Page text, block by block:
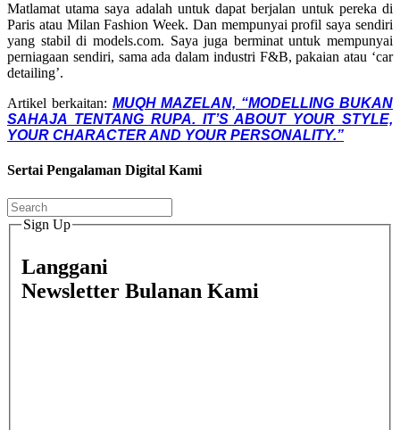
Matlamat utama saya adalah untuk dapat berjalan untuk pereka di
Paris atau Milan Fashion Week. Dan mempunyai profil saya sendiri
yang stabil di models.com. Saya juga berminat untuk mempunyai
perniagaan sendiri, sama ada dalam industri F&B, pakaian atau ‘car
detailing’.
Artikel berkaitan: MUQH MAZELAN, “MODELLING BUKAN
SAHAJA TENTANG RUPA. IT’S ABOUT YOUR STYLE,
YOUR CHARACTER AND YOUR PERSONALITY.”
Sertai Pengalaman Digital Kami
Sign Up
Langgani
Newsletter Bulanan Kami